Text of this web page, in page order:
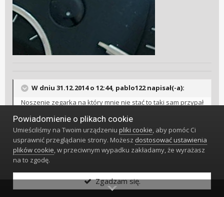
W dniu 31.12.2014 o 12:44, pablo122 napisał(-a):
Noszenie zegarka na który mnie nie stać to taki sam przypał
eustechy
Powiadomienie o plikach cookie
Umieściliśmy na Twoim urządzeniupliki cookie, aby pomóc Ci
usprawnić przeglądanie strony. Możesz dostosować ustawienia
plików cookie, w przeciwnym wypadku zakładamy, że wyrażasz
na to zgodę.
Zgadzam się.